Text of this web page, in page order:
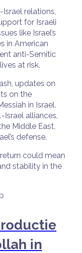
Israel relations,
for Israeli
like Israel’s
in American
anti-Semitic
at risk.
updates on
on the
in Israel.
Israel alliances,
Middle East,
defense.
could mean
stability in the
in